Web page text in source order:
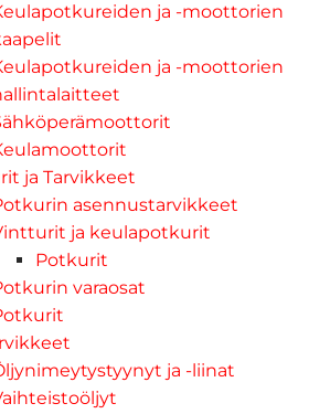
ja -moottorien
ja -moottorien
ja Tarvikkeet
asennustarvikkeet
ja keulapotkurit
Potkurit
varaosat
ja -liinat